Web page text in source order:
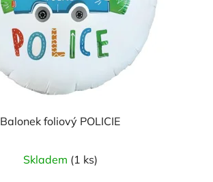
Balonek foliový POLICIE
Skladem (1 ks)